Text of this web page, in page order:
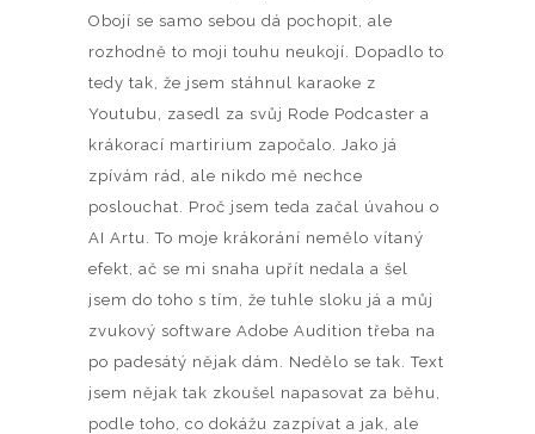
Obojí se samo sebou dá pochopit, ale
rozhodně to moji touhu neukojí. Dopadlo to
tedy tak, že jsem stáhnul karaoke z
Youtubu, zasedl za svůj Rode Podcaster a
krákorací martirium započalo. Jako já
zpívám rád, ale nikdo mě nechce
poslouchat. Proč jsem teda začal úvahou o
AI Artu. To moje krákorání nemělo vítaný
efekt, ač se mi snaha upřít nedala a šel
jsem do toho s tím, že tuhle sloku já a můj
zvukový software Adobe Audition třeba na
po padesátý nějak dám. Nedělo se tak. Text
jsem nějak tak zkoušel napasovat za běhu,
podle toho, co dokážu zazpívat a jak, ale